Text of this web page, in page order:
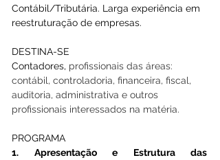
Contábil/Tributária. Larga experiência em
reestruturação de empresas.
DESTINA-SE
Contadores, profissionais das áreas:
contábil, controladoria, financeira, fiscal,
auditoria, administrativa e outros
profissionais interessados na matéria.
PROGRAMA
1. Apresentação e Estrutura das